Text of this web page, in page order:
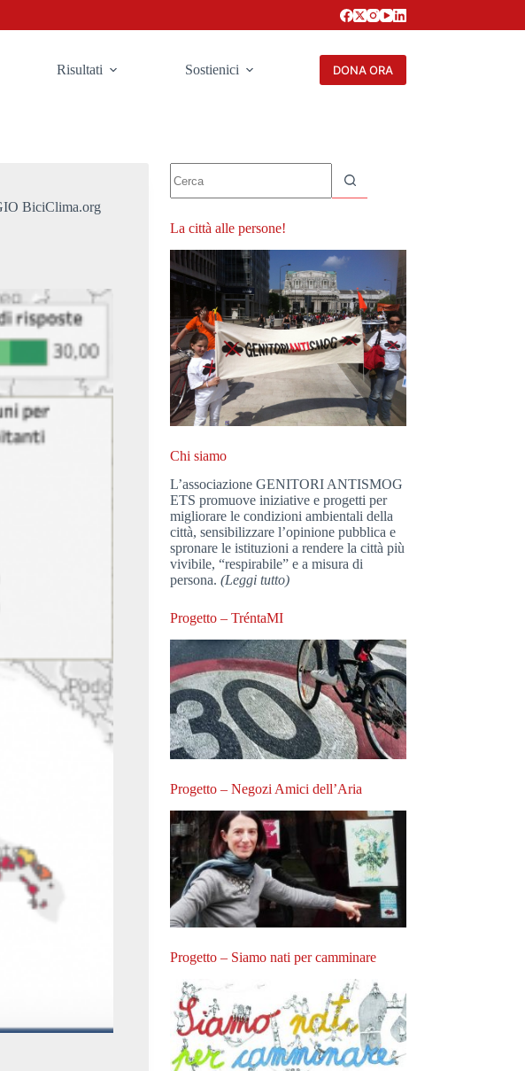
Risultati Sostienici DONA ORA
BiciClima.org
risultato
La città alle persone!
Chi siamo
L’associazione GENITORI ANTISMOG
ETS promuove iniziative e progetti per
migliorare le condizioni ambientali della
città, sensibilizzare l’opinione pubblica e
spronare le istituzioni a rendere la città più
vivibile, “respirabile” e a misura di
persona.(Leggi tutto)
Progetto – TréntaMI
Progetto – Negozi Amici dell’Aria
Progetto – Siamo nati per camminare